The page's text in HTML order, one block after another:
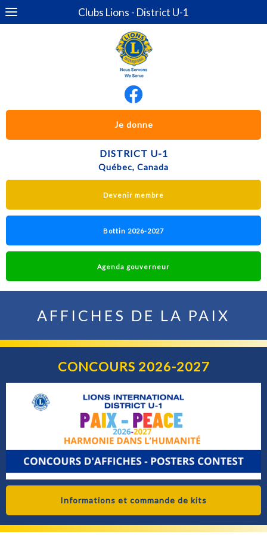
Clubs Lions - District U-1
Je donne
DISTRICT U-1
Québec, Canada
Devenir membre
Bottin 2026-2027
Agenda gouverneur
AFFICHES DE LA PAIX
CONCOURS 2026-2027
Informations et commande de kits